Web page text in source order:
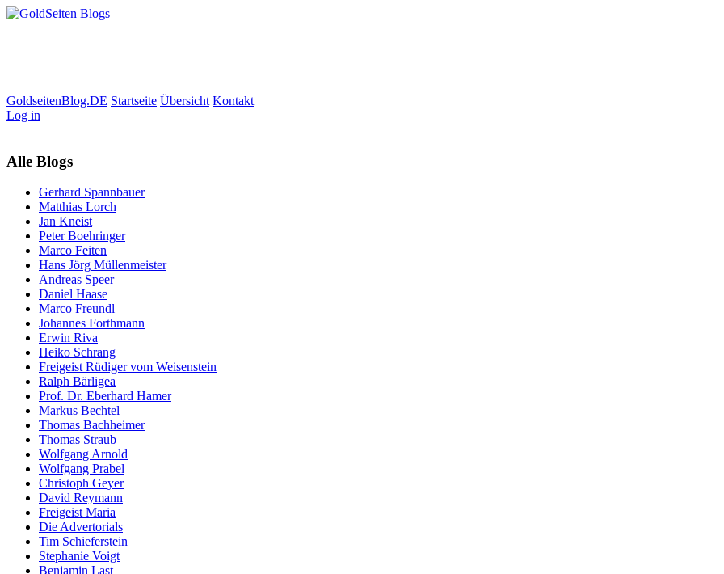
GoldseitenBlog.DE Startseite Übersicht Kontakt
Log in
Alle Blogs
Gerhard Spannbauer
Matthias Lorch
Jan Kneist
Peter Boehringer
Marco Feiten
Hans Jörg Müllenmeister
Andreas Speer
Daniel Haase
Marco Freundl
Johannes Forthmann
Erwin Riva
Heiko Schrang
Freigeist Rüdiger vom Weisenstein
Ralph Bärligea
Prof. Dr. Eberhard Hamer
Markus Bechtel
Thomas Bachheimer
Thomas Straub
Wolfgang Arnold
Wolfgang Prabel
Christoph Geyer
David Reymann
Freigeist Maria
Die Advertorials
Tim Schieferstein
Stephanie Voigt
Benjamin Last